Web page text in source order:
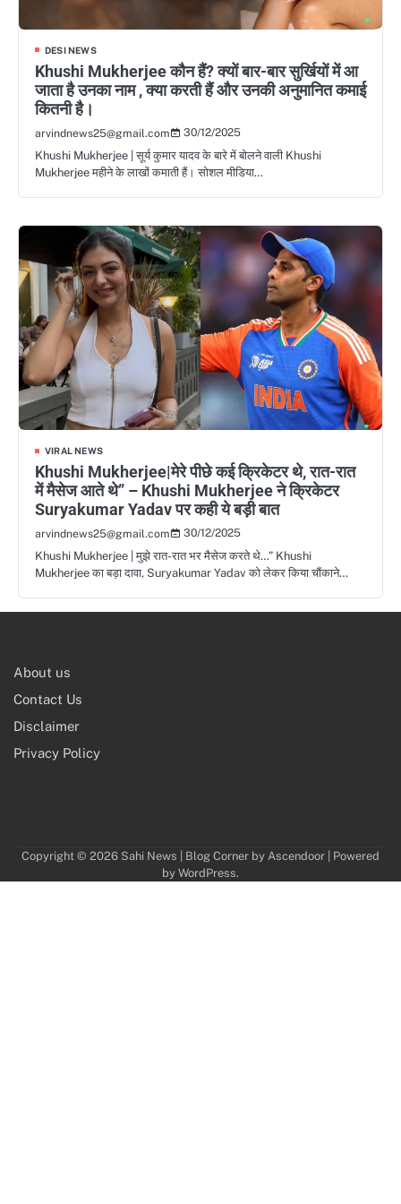
DESI NEWS
Khushi Mukherjee कौन हैं? क्यों बार-बार सुर्खियों में आ
जाता है उनका नाम , क्या करती हैं और उनकी अनुमानित कमाई
कितनी है।
arvindnews25@gmail.com
30/12/2025
Khushi Mukherjee | सूर्य कुमार यादव के बारे में बोलने वाली Khushi
Mukherjee महीने के लाखों कमाती हैं। सोशल मीडिया…
VIRAL NEWS
Khushi Mukherjee|मेरे पीछे कई क्रिकेटर थे, रात-रात
में मैसेज आते थे” – Khushi Mukherjee ने क्रिकेटर
Suryakumar Yadav पर कही ये बड़ी बात
arvindnews25@gmail.com
30/12/2025
Khushi Mukherjee | मुझे रात-रात भर मैसेज करते थे…” Khushi
Mukherjee का बड़ा दावा, Suryakumar Yadav को लेकर किया चौंकाने…
About us
Contact Us
Disclaimer
Privacy Policy
Copyright © 2026 Sahi News | Blog Corner by Ascendoor | Powered
by WordPress.